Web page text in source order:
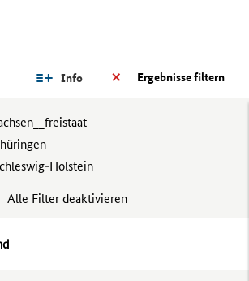
Ergebnisse filtern
Info
Holstein
Filter deaktivieren